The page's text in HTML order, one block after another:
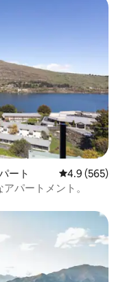
ート レビュー565
4.9 (565)
パートメント。